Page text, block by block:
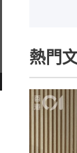
熱門